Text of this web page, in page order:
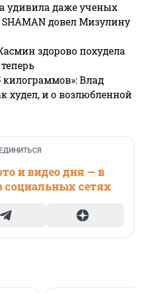
удивила даже ученых
SHAMAN довел Мизулину
здорово похудела
килограммов»: Влад
худел, и о возлюбленной
и видео дня — в
сетях